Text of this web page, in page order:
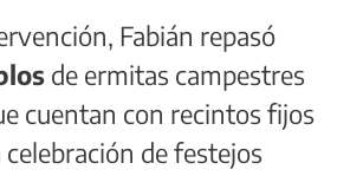
Fabián repasó
de ermitas campestres
cuentan con recintos fijos
de festejos